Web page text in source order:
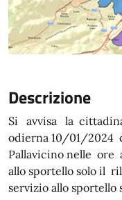
Descrizione
Si avvisa la
odierna 10/01/2024
Pallavicino nelle ore
allo sportello solo il
servizio allo sportello